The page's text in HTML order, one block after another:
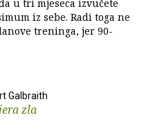
u tri mjeseca izvučete
iz sebe. Radi toga ne
treninga, jer 90-
Galbraith
zla